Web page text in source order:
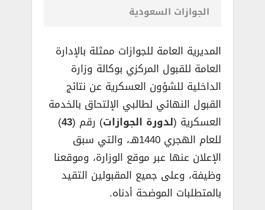
الجوازات السعودية
المديرية العامة للجوازات ممثلة بالإدارة
العامة للقبول المركزي بوكالة وزارة
الداخلية للشؤون العسكرية عن نتائج
القبول النهائي لطالبي الإلتحاق بالخدمة
العسكرية (لدورة الجوازات) رقم (43
)
للعام الهجري 1440هـ، والتي سبق
الإعلان عنها عبر موقع الوزارة، وموقعنا
وظيفة، وعلى جميع المقبولين التقيد
بالمتطلبات الموضحة أدناه.